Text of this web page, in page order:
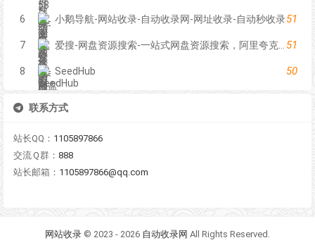
6 小鹅导航-网站收录-自动收录网-网址收录-自动秒收录51
7 爱搜-网盘资源搜索-一站式网盘资源搜索，阿里夸克百度迅雷UC全聚合 51
8 SeedHub 50
联系方式
站长QQ： 1105897866
交流Ｑ群： 888
站长邮箱： 1105897866@qq.com
网站收录 © 2023 - 2026 自动收录网 All Rights Reserved.